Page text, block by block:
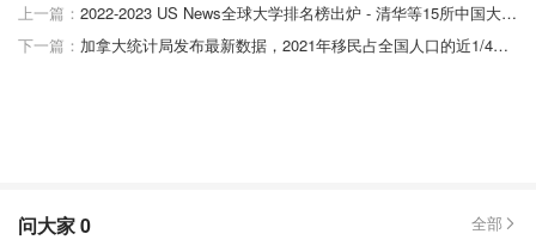
验货入库
上一篇：
2022-2023 US News全球大学排名榜出炉 - 清华等15所中国大学上榜，多大排名18位！
下一篇：
加拿大统计局发布最新数据，2021年移民占全国人口的近1/4，华人增长速度位居第二！
问大家0 全部